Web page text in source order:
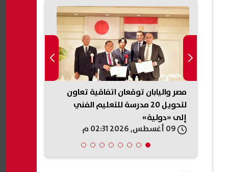
مصر واليابان توقعان اتفاقية تعاون
لتحويل 20 مدرسة للتعليم الفني
إلى «دولية»